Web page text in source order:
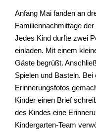
Anfang Mai fanden an
Familiennachmittage
Jedes Kind durfte zwei
einladen. Mit einem
Gäste begrüßt.
Spielen und Basteln.
Erinnerungsfotos
Kinder einen Brief
des Kindes eine
Kindergarten-Team